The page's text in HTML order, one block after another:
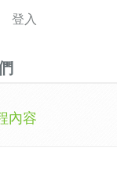
登入
內容